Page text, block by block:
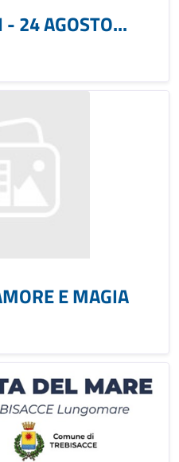
24 AGOSTO...
E MAGIA